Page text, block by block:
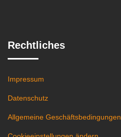
Rechtliches
Impressum
Datenschutz
Allgemeine Geschäftsbedingungen